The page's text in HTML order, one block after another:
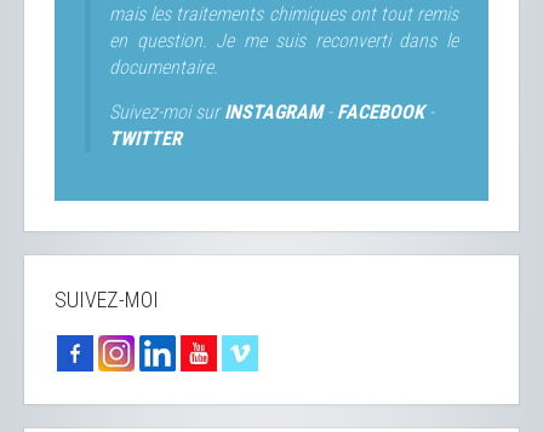
mais les traitements chimiques ont tout remis
en question. Je me suis reconverti dans le
documentaire.
Suivez-moi surINSTAGRAM- FACEBOOK-
TWITTER
SUIVEZ-MOI